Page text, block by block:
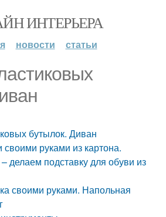
ИНТЕРЬЕРА
новости статьи
бутылок. Диван
руками из картона.
делаем подставку для обуви из
своими руками. Напольная